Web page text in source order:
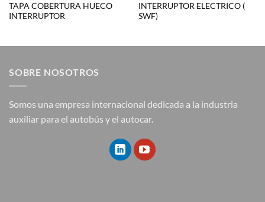
TAPA COBERTURA HUECO
INTERRUPTOR
INTERRUPTOR ELECTRICO (
SWF)
SOBRE NOSOTROS
Somos una empresa internacional dedicada a la industria
auxiliar para el autobús y el autocar.